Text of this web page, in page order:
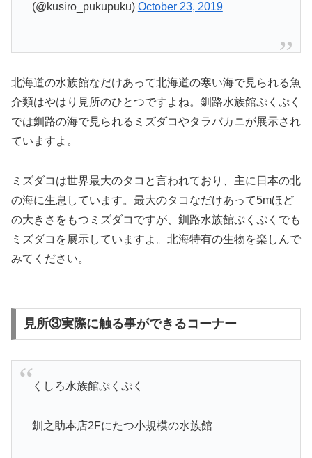
(@kusiro_pukupuku) October 23, 2019
北海道の水族館なだけあって北海道の寒い海で見られる魚
介類はやはり見所のひとつですよね。釧路水族館ぷくぷく
では釧路の海で見られるミズダコやタラバカニが展示され
ていますよ。
ミズダコは世界最大のタコと言われており、主に日本の北
の海に生息しています。最大のタコなだけあって5mほど
の大きさをもつミズダコですが、釧路水族館ぷくぷくでも
ミズダコを展示していますよ。北海特有の生物を楽しんで
みてください。
見所③実際に触る事ができるコーナー
くしろ水族館ぷくぷく
釧之助本店2Fにたつ小規模の水族館